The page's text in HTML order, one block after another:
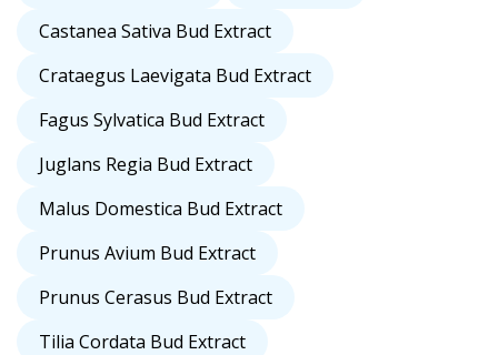
Castanea Sativa Bud Extract
Crataegus Laevigata Bud Extract
Fagus Sylvatica Bud Extract
Juglans Regia Bud Extract
Malus Domestica Bud Extract
Prunus Avium Bud Extract
Prunus Cerasus Bud Extract
Tilia Cordata Bud Extract